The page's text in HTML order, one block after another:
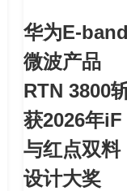
华为E-
微波产品
RTN 3800
获2026年iF
与红点双料
设计大奖